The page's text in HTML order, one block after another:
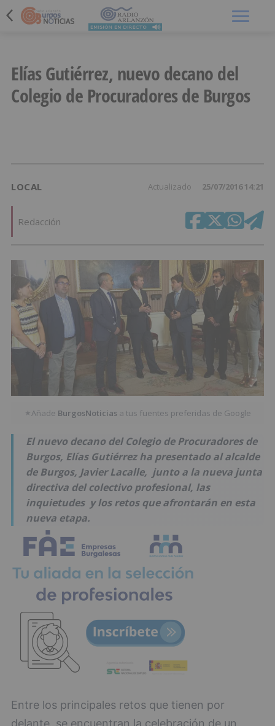
Elías Gutiérrez, nuevo decano del
Colegio de Procuradores de Burgos
LOCAL Actualizado 25/07/2016 14:21
Redacción
★Añade BurgosNoticias a tus fuentes preferidas de Google
El nuevo decano del Colegio de Procuradores de
Burgos, Elías Gutiérrez ha presentado al alcalde
de Burgos, Javier Lacalle, junto a la nueva junta
directiva del colectivo profesional, las
inquietudes y los retos que afrontarán en esta
nueva etapa.
Entre los principales retos que tienen por
delante, se encuentran la celebración de un